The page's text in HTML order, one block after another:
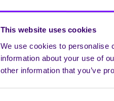
This website uses cookies
We use cookies to personalise
information about your use of
other information that you’ve